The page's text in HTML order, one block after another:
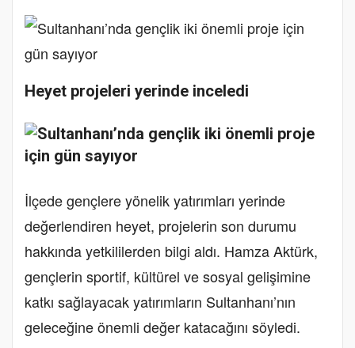
Heyet projeleri yerinde inceledi
İlçede gençlere yönelik yatırımları yerinde
değerlendiren heyet, projelerin son durumu
hakkında yetkililerden bilgi aldı. Hamza Aktürk,
gençlerin sportif, kültürel ve sosyal gelişimine
katkı sağlayacak yatırımların Sultanhanı’nın
geleceğine önemli değer katacağını söyledi.